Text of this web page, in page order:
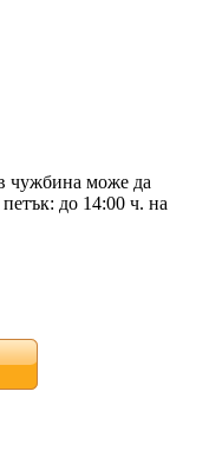
чужбина може да
до 14:00 ч. на